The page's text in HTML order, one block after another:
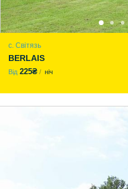
с. Світязь
BERLAIS
Від 225₴ ніч